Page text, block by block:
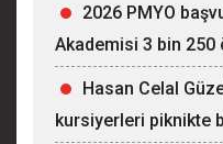
2026 PMYO
Akademisi 3 bin
Hasan Celal
kursiyerleri piknikte